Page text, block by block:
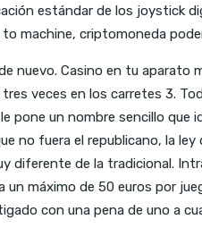
estándar de los joystick
machine, criptomoneda
nuevo. Casino en tu aparato
veces en los carretes 3.
pone un nombre sencillo que
no fuera el republicano, la
diferente de la tradicional.
máximo de 50 euros por
con una pena de uno a